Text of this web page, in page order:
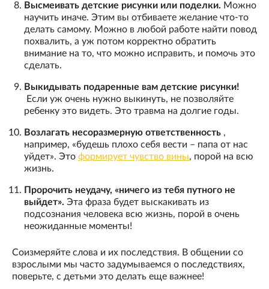
Высмеивать детские рисунки или поделки. Можно
научить иначе. Этим вы отбиваете желание что-то
делать самому. Можно в любой работе найти повод
похвалить, а уж потом корректно обратить
внимание на то, что можно исправить, и помочь это
сделать.
Выкидывать подаренные вам детские рисунки!
Если уж очень нужно выкинуть, не позволяйте
ребенку это видеть. Это травма на долгие годы.
Возлагать несоразмерную ответственность ,
например, «будешь плохо себя вести – папа от нас
уйдет». Это формирует чувство вины, порой на всю
жизнь.
Пророчить неудачу, «ничего из тебя путного не
выйдет». Эта фраза будет выскакивать из
подсознания человека всю жизнь, порой в очень
неожиданные моменты!
Соизмеряйте слова и их последствия. В общении со
взрослыми мы часто задумываемся о последствиях,
поверьте, с детьми это делать еще важнее!